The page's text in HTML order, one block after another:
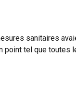
sanitaires
point tel que